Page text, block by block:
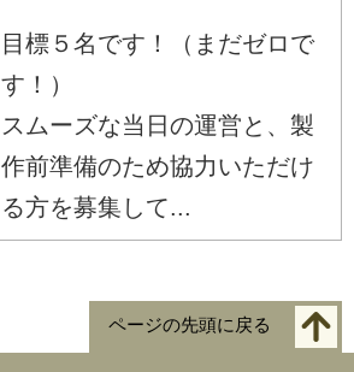
目標５名です！（まだゼロで
す！）
スムーズな当日の運営と、製
作前準備のため協力いただけ
る方を募集して...
ページの先頭に戻る